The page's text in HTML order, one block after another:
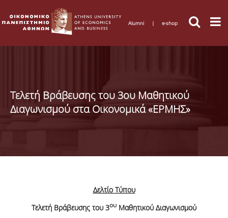
Alumni | e-shop
Τελετή Βράβευσης του 3ου Μαθητικού
Διαγωνισμού στα Οικονομικά «ΕΡΜΗΣ»
Δελτίο Τύπου
Τελετή Βράβευσης του 3ου Μαθητικού Διαγωνισμού